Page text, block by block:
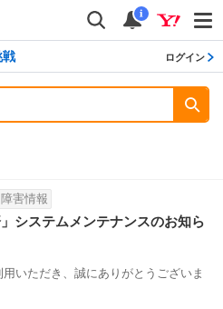
検索
通知
i
ログイン
害情報
システムメンテナンスのお知ら
いただき、誠にありがとうございま